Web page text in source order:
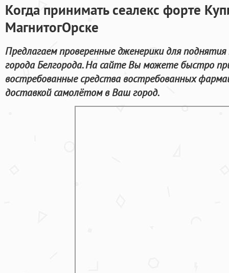
Когда принимать сеалекс форте
МагнитогОрске
Предлагаем проверенные дженерики для
города Белгорода. На сайте Вы можете быстро
востребованные средства востребованных
доставкой самолётом в Ваш город.